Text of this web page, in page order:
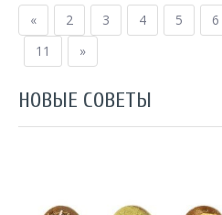
« 2 3 4 5 6
11
»
НОВЫЕ СОВЕТЫ